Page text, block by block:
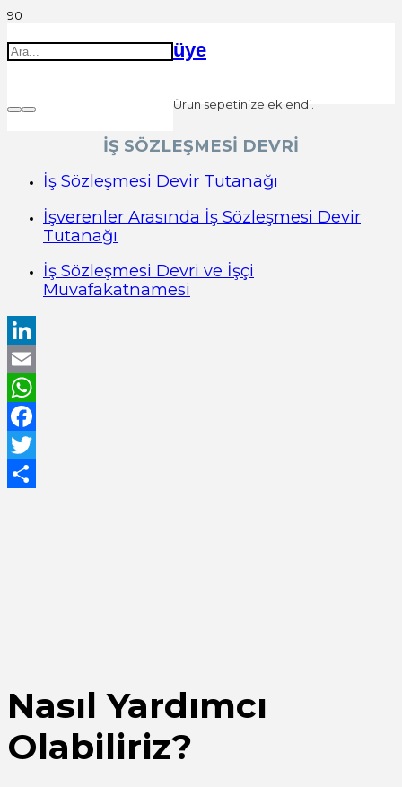
üye
Ürün sepetinize eklendi.
İŞ SÖZLEŞMESİ DEVRİ
İş Sözleşmesi Devir Tutanağı
İşverenler Arasında İş Sözleşmesi Devir
Tutanağı
İş Sözleşmesi Devri ve İşçi
Muvafakatnamesi
LinkedIn
Email
WhatsApp
Facebook
Twitter
Nasıl Yardımcı
Olabiliriz?